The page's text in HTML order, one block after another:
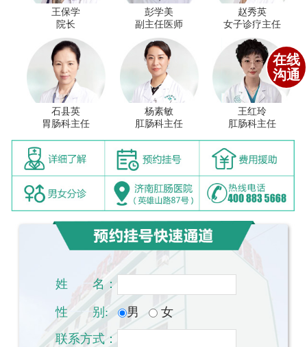
王保学
院长
彭学美
副主任医师
赵秀英
女子诊疗主任
石县英
胃肠科主任
杨素敏
肛肠科主任
王红玲
肛肠科主任
姓 一一 名：
性 一一 别: 男
女
联系方式：
在线
沟通